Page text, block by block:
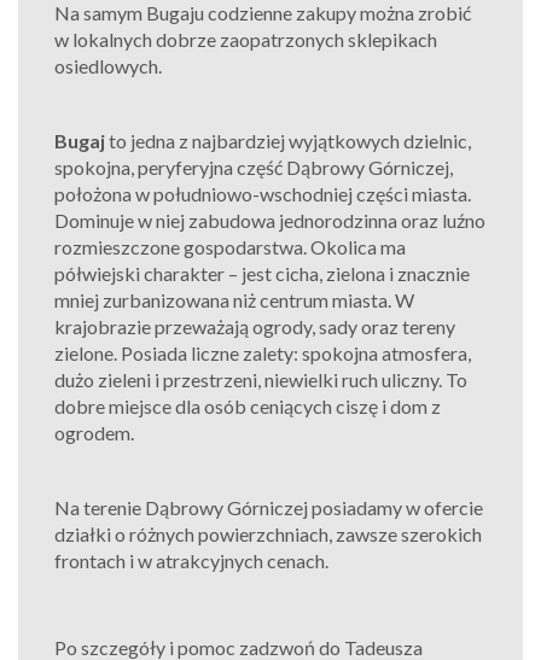
Na samym Bugaju codzienne zakupy można zrobić
w lokalnych dobrze zaopatrzonych sklepikach
osiedlowych.
Bugajto jedna z najbardziej wyjątkowych dzielnic,
spokojna, peryferyjna część DąbrowyGórniczej,
położona w południowo-wschodniej części miasta.
Dominujew niej zabudowa jednorodzinna oraz luźno
rozmieszczone gospodarstwa. Okolica ma
półwiejski charakter – jest cicha, zielona i znacznie
mniej zurbanizowana niż centrum miasta. W
krajobrazie przeważają ogrody, sady oraz tereny
zielone. Posiada liczne zalety: spokojna atmosfera,
dużo zieleni i przestrzeni, niewielki ruch uliczny. To
dobre miejsce dla osób ceniących ciszę i dom z
ogrodem.
Na terenie Dąbrowy Górniczej posiadamy w ofercie
działki o różnych powierzchniach, zawsze szerokich
frontach i w atrakcyjnych cenach.
Po szczegóły i pomoc zadzwoń do Tadeusza